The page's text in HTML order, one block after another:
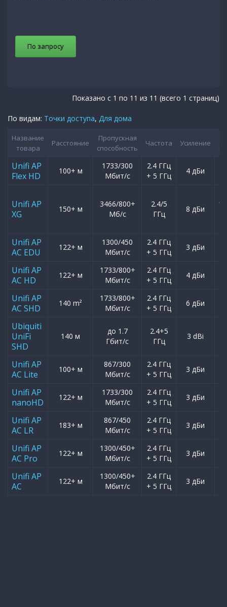
По запросу
Показано с 1 по 11 из 11 (всего 1 страниц)
По видам: Точки доступа, Для дома
Название
товара
Расстояние
Пропускная
способность
Частота Усиление
Unifi AP
Flex HD
100+ м
1733/300
Мбит/с
2.4 ГГц
+ 5 ГГц
4 дБи
Unifi AP
XG
150+ м
3466/800+
Мб/с
2.4/5
ГГц
8 дБи
Unifi AP
AC EDU
122+ м
1300/450
Мбит/с
2.4 ГГц
+ 5 ГГц
3 дБи
Unifi AP
AC HD
122+ м
1733/800+
Мбит/с
2.4 ГГц
+ 5 ГГц
4 дБи
Unifi AP
AC SHD
140 m²
1733/800+
Мбит/с
2.4 ГГц
+ 5 ГГц
6 дБи
Ubiquiti
UniFi
SHD
140 м
до 1.7
Гбит/с
2.4+5
ГГц
3 dBi
Unifi AP
AC Lite
100+ м
867/300
Мбит/с
2.4 ГГц
+ 5 ГГц
3 дБи
Unifi AP
nanoHD
122+ м
1733/300
Мбит/с
2.4 ГГц
+ 5 ГГц
3 дБи
Unifi AP
AC LR
183+ м
867/450
Мбит/с
2.4 ГГц
+ 5 ГГц
3 дБи
Unifi AP
AC Pro
122+ м
1300/450+
Мбит/с
2.4 ГГц
+ 5 ГГц
3 дБи
Unifi AP
AC
122+ м
1300/450+
Мбит/с
2.4 ГГц
+ 5 ГГц
3 дБи